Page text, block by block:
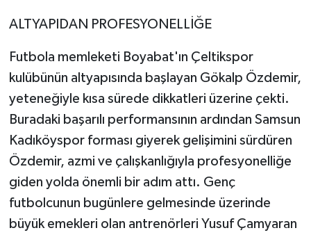
ALTYAPIDAN PROFESYONELLİĞE
Futbola memleketi Boyabat'ın Çeltikspor
kulübünün altyapısında başlayan Gökalp Özdemir,
yeteneğiyle kısa sürede dikkatleri üzerine çekti.
Buradaki başarılı performansının ardından Samsun
Kadıköyspor forması giyerek gelişimini sürdüren
Özdemir, azmi ve çalışkanlığıyla profesyonelliğe
giden yolda önemli bir adım attı. Genç
futbolcunun bugünlere gelmesinde üzerinde
büyük emekleri olan antrenörleri Yusuf Çamyaran